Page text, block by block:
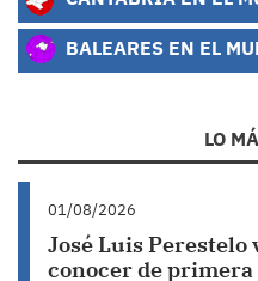
BALEARES EN EL
LO
01/08/2026
José Luis Perestelo
conocer de